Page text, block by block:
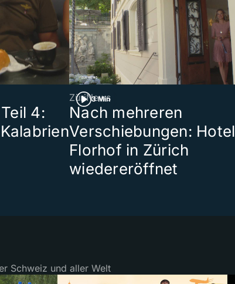
4:
3 Min
ZüriNews
Nach mehreren
Verschiebungen: Hotel
Florhof in Zürich
wiedereröffnet
Schweiz und aller Welt